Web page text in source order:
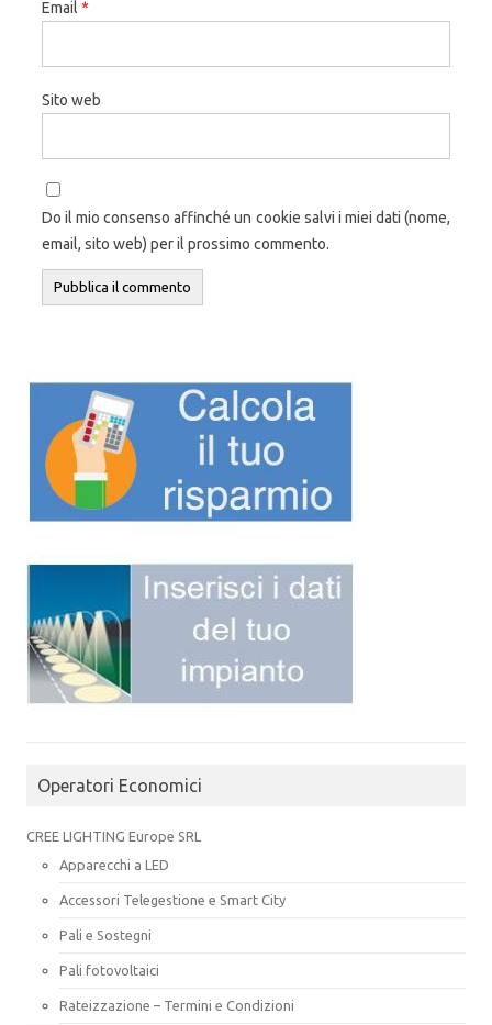
Email *
Sito web
Do il mio consenso affinché un cookie salvi i miei dati (nome,
email, sito web) per il prossimo commento.
Operatori Economici
CREE LIGHTING Europe SRL
Apparecchi a LED
Accessori Telegestione e Smart City
Pali e Sostegni
Pali fotovoltaici
Rateizzazione – Termini e Condizioni